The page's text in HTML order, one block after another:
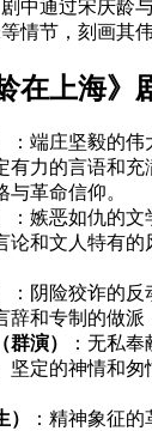
中通过宋庆龄
情节，刻画其
在上海》
：端庄坚毅的
有力的言语和
与革命信仰。
：嫉恶如仇的
论和文人特有
：阴险狡诈的
辞和专制的做派
群演）
：无私
坚定的神情和
：精神象征